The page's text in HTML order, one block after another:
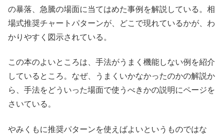
の暴落、急騰の場面に当てはめた事例を解説している。相
場式推奨チャートパターンが、どこで現れているかが、わ
かりやすく図示されている。
この本のよいところは、手法がうまく機能しない例を紹介
しているところ。なぜ、うまくいかなかったのかの解説か
ら、手法をどういった場面で使うべきかの説明にページを
さいている。
やみくもに推奨パターンを使えばよいというものではな